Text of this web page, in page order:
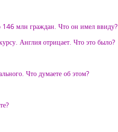
146 млн граждан. Что он имел ввиду?
Англия отрицает. Что это было?
Что думаете об этом?